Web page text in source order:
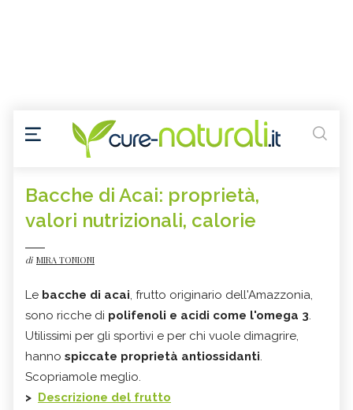
Bacche di Acai: proprietà,
valori nutrizionali, calorie
di MIRA TONIONI
Le bacche di acai, frutto originario dell'Amazzonia,
sono ricche di polifenoli e acidi come l'omega 3.
Utilissimi per gli sportivi e per chi vuole dimagrire,
hanno spiccate proprietà antiossidanti.
Scopriamole meglio.
> Descrizione del frutto